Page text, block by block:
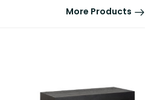
More Products